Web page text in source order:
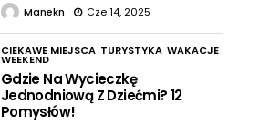
Manekn Cze 14, 2025
CIEKAWE MIEJSCA TURYSTYKA WAKACJE
WEEKEND
Gdzie Na Wycieczkę
Jednodniową Z Dziećmi? 12
Pomysłów!